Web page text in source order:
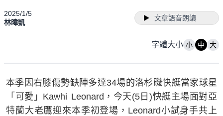
2025/1/5
林暐凱
文章語音朗讀
字體大小 小 中 大
本季因右膝傷勢缺陣多達34場的洛杉磯快艇當家球星
「可愛」Kawhi Leonard，今天(5日)快艇主場面對亞
特蘭大老鷹迎來本季初登場，Leonard小試身手共上